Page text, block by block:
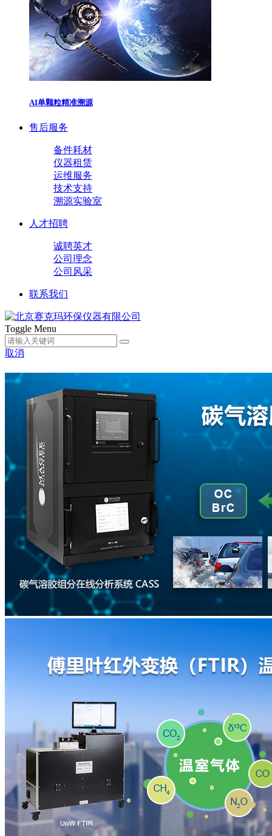
AI单颗粒精准溯源
售后服务
备件耗材
仪器租赁
运维服务
技术支持
溯源实验室
人才招聘
诚聘英才
公司理念
公司风采
联系我们
Toggle Menu
取消